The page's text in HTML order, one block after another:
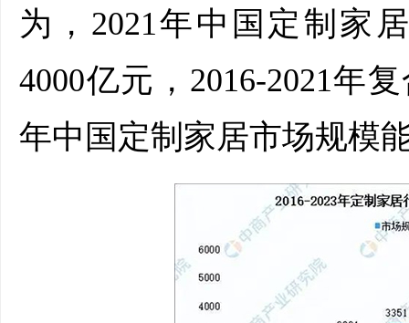
为，2021年中国定制家
4000亿元，2016-2021年
年中国定制家居市场规模